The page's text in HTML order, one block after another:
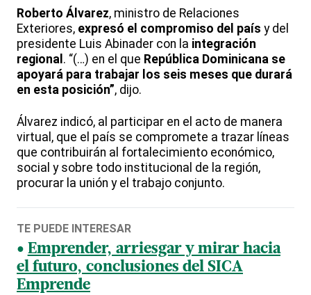
Roberto Álvarez, ministro de Relaciones
Exteriores, expresó el compromiso del país y del
presidente Luis Abinader con la integración
regional . “(…) en el que República Dominicana se
apoyará para trabajar los seis meses que durará
en esta posición”, dijo.
Álvarez indicó, al participar en el acto de manera
virtual, que el país se compromete a trazar líneas
que contribuirán al fortalecimiento económico,
social y sobre todo institucional de la región,
procurar la unión y el trabajo conjunto.
TE PUEDE INTERESAR
Emprender, arriesgar y mirar hacia
el futuro, conclusiones del SICA
Emprende